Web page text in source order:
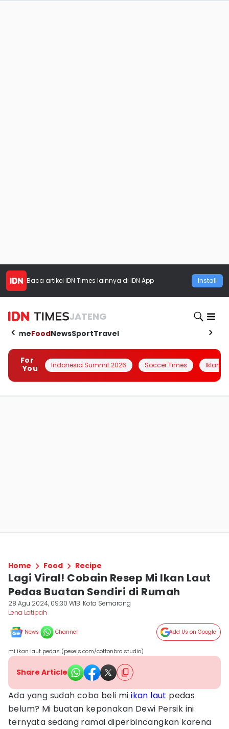
Baca artikel IDN Times lainnya di IDN App Install
JATENG
HomeFoodNewsSportTravel
For
You
Indonesia Summit 2026 Soccer Times Iklanin
Home Food Recipe
Lagi Viral! Cobain Resep Mi Ikan Laut
Pedas Buatan Sendiri di Rumah
28 Agu 2024, 09:30 WIB Kota Semarang
Lena Latipah
News Channel Add Us on Google
mi ikan laut pedas (pexels.com/cottonbro studio)
Share Article
Ada yang sudah coba beli miikan laut pedas
belum? Mi buatan keponakan Dewi Persik ini
ternyata sedang ramai diperbincangkan karena